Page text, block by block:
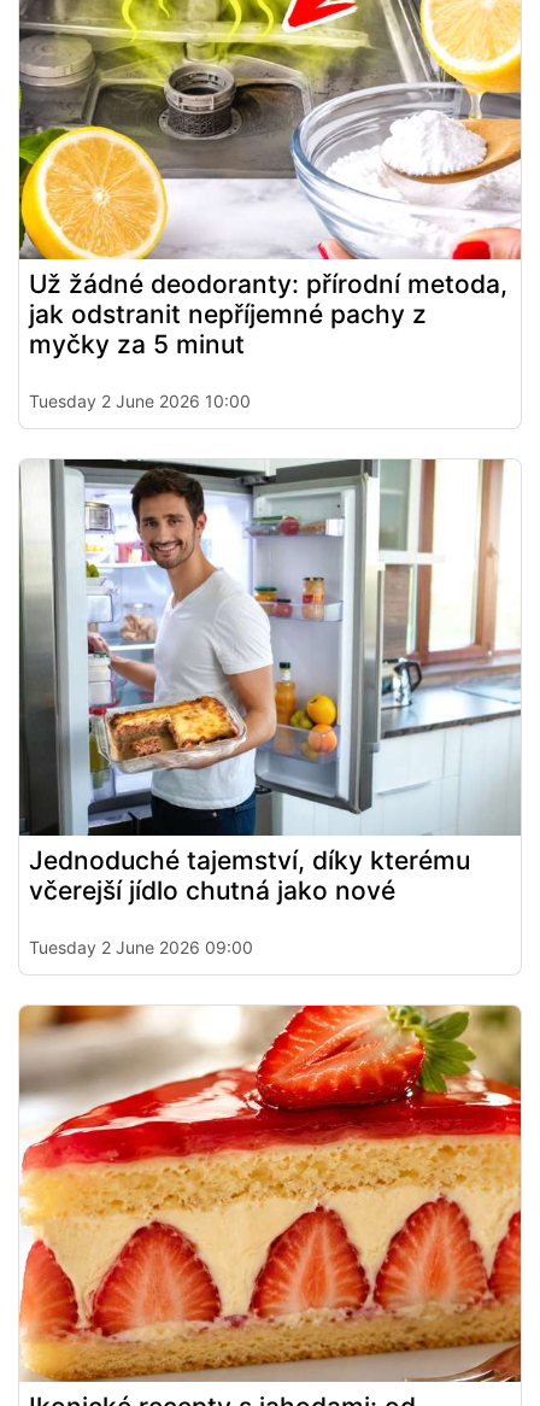
Už žádné deodoranty: přírodní metoda,
jak odstranit nepříjemné pachy z
myčky za 5 minut
Tuesday 2 June 2026 10:00
Jednoduché tajemství, díky kterému
včerejší jídlo chutná jako nové
Tuesday 2 June 2026 09:00